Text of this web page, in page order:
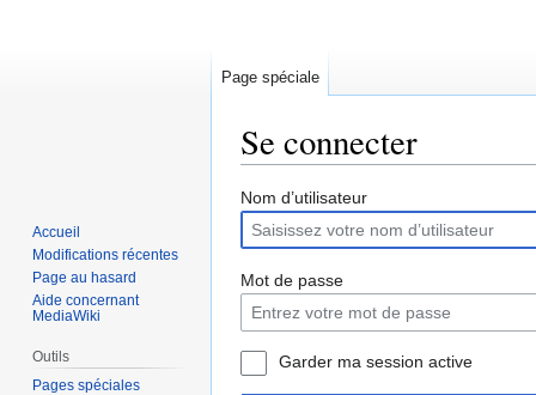
Se connecter
Aller
la
navigation
Aller
la
recherche
Nom d’utilisateur
Mot de passe
Garder ma session active
Page spéciale
Accueil
Modifications récentes
Page au hasard
Aide concernant
MediaWiki
Outils
Pages spéciales